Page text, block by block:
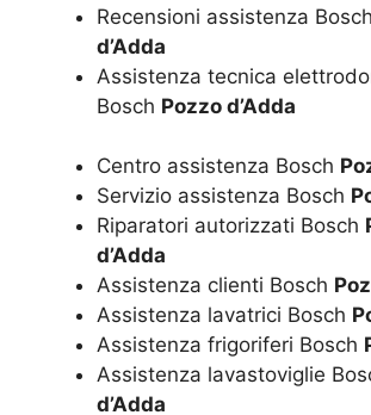
Recensioni assistenza Bosch
d’Adda
Assistenza tecnica
Bosch Pozzo d’Adda
Centro assistenza Bosch
Servizio assistenza Bosch
Riparatori autorizzati Bosch
d’Adda
Assistenza clienti Bosch
Assistenza lavatrici Bosch
Assistenza frigoriferi Bosch
Assistenza lavastoviglie
d’Adda